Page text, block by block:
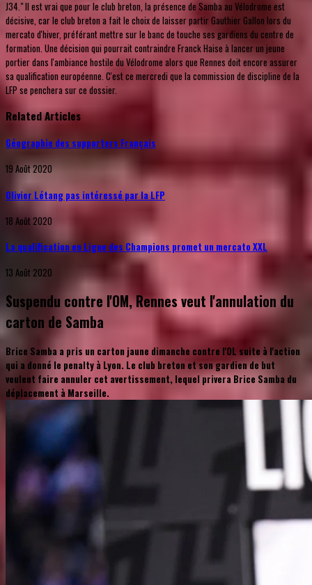
J34." Il est vrai que pour le club breton, la présence de Samba au Vélodrome est
décisive, car le club breton a fait le choix de laisser partir Gauthier Gallon lors du
mercato d'hiver, préférant mettre sur le banc de touche ses gardiens du centre de
formation. Une décision qui pourrait contraindre Franck Haise à lancer un jeune
portier dans l'ambiance hostile du Vélodrome alors que Rennes doit encore assurer
sa qualification européenne. C'est ce mercredi que la commission de discipline de la
LFP se penchera sur ce dossier.
Related Articles
Géographie des supporters Français
19 Août 2020
Olivier Létang pas intéressé par la LFP
18 Août 2020
La qualification en Ligue des Champions promet un mercato XXL
13 Août 2020
Suspendu contre l'OM, Rennes veut l'annulation du
carton de Samba
Brice Samba a pris un carton jaune dimanche contre l'OL suite à l'action
qui a donné le penalty à Lyon. Le club breton et son gardien de but
veulent faire annuler cet avertissement, lequel privera Brice Samba du
déplacement à Marseille.